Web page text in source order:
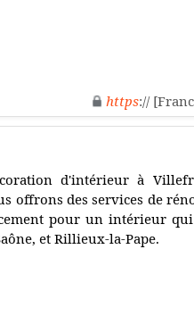
https://
d'intérieur à
offrons des services de
pour un intérieur qui
et Rillieux-la-Pape.